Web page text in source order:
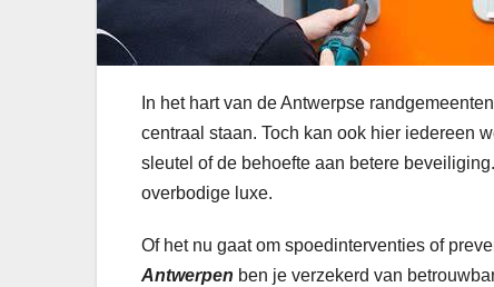
In het hart van de Antwerpse
centraal staan. Toch kan ook hier iedereen
sleutel of de behoefte aan betere
overbodige luxe.
Of het nu gaat om spoedinterventies of
Antwerpen ben je verzekerd van